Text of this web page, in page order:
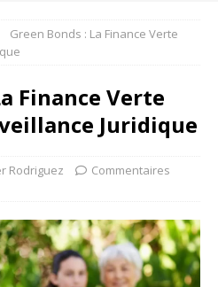
Green Bonds : La Finance Verte
Finance Verte
Juridique
Rodriguez
Commentaires